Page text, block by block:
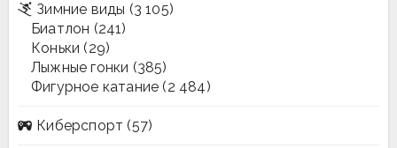
Зимние виды (3 105)
Биатлон (241)
Коньки (29)
Лыжные гонки (385)
Фигурное катание (2 484)
Киберспорт (57)